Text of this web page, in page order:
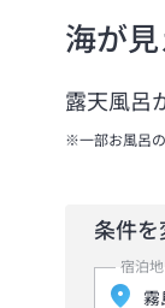
海が
露天風呂
※一部お風呂
条件を
宿泊